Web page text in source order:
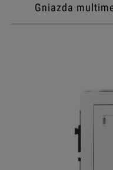
Gniazda